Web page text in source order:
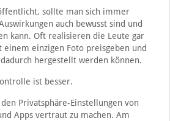
sollte man sich immer
auch bewusst sind und
kann. Oft realisieren die Leute gar
einem einzigen Foto preisgeben und
hergestellt werden können.
ist besser.
Privatsphäre-Einstellungen von
Apps vertraut zu machen. Am